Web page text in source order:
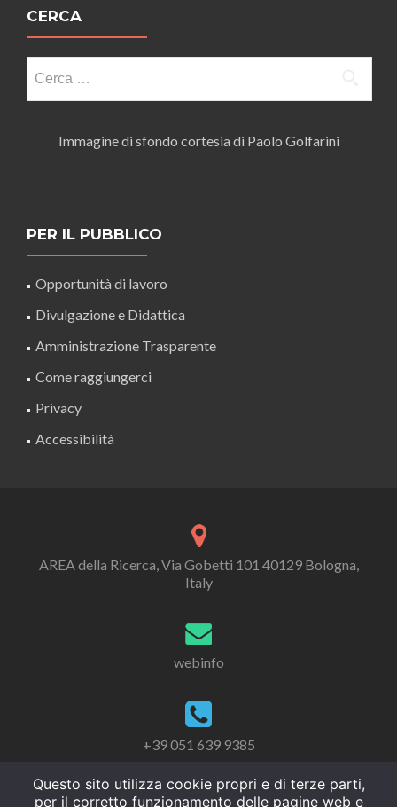
CERCA
per:
Immagine di sfondo cortesia di Paolo Golfarini
PER IL PUBBLICO
Opportunità di lavoro
Divulgazione e Didattica
Amministrazione Trasparente
Come raggiungerci
Privacy
Accessibilità
AREA della Ricerca, Via Gobetti 101 40129 Bologna,
Italy
webinfo
+39 051 639 9385
Questo sito utilizza cookie propri e di terze parti,
per il corretto funzionamento delle pagine web e